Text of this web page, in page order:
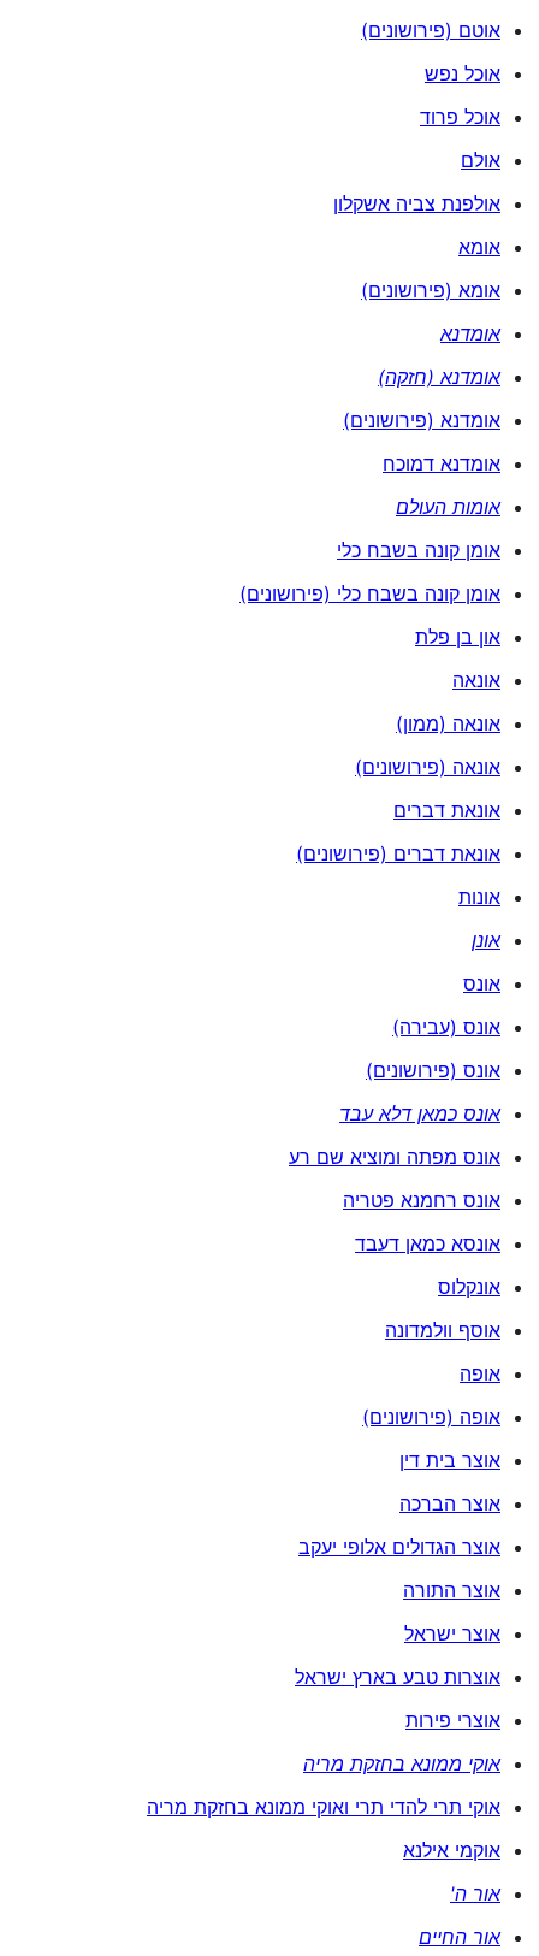
אוטם (פירושונים)
אוכל נפש
אוכל פרוד
אולם
אולפנת צביה אשקלון
אומא
אומא (פירושונים)
אומדנא
אומדנא (חזקה)
אומדנא (פירושונים)
אומדנא דמוכח
אומות העולם
אומן קונה בשבח כלי
אומן קונה בשבח כלי (פירושונים)
און בן פלת
אונאה
אונאה (ממון)
אונאה (פירושונים)
אונאת דברים
אונאת דברים (פירושונים)
אונות
אונן
אונס
אונס (עבירה)
אונס (פירושונים)
אונס כמאן דלא עבד
אונס מפתה ומוציא שם רע
אונס רחמנא פטריה
אונסא כמאן דעבד
אונקלוס
אוסף וולמדונה
אופה
אופה (פירושונים)
אוצר בית דין
אוצר הברכה
אוצר הגדולים אלופי יעקב
אוצר התורה
אוצר ישראל
אוצרות טבע בארץ ישראל
אוצרי פירות
אוקי ממונא בחזקת מריה
אוקי תרי להדי תרי ואוקי ממונא בחזקת מריה
אוקמי אילנא
אור ה'
אור החיים